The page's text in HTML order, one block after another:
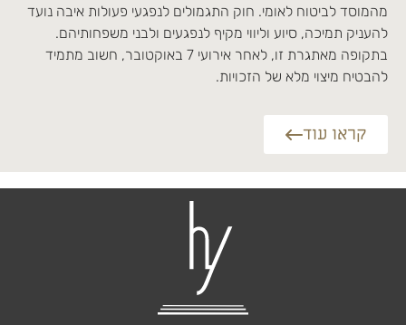
מהמוסד לביטוח לאומי. חוק התגמולים לנפגעי פעולות איבה נועד
להעניק תמיכה, סיוע וליווי מקיף לנפגעים ולבני משפחותיהם.
בתקופה מאתגרת זו, לאחר אירועי 7 באוקטובר, חשוב מתמיד
להבטיח מיצוי מלא של הזכויות.
קראו עוד